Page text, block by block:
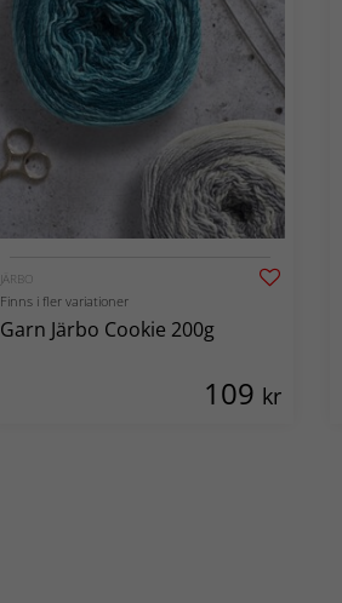
JÄRBO
Finns i fler variationer
Garn Järbo Cookie 200g
109 kr